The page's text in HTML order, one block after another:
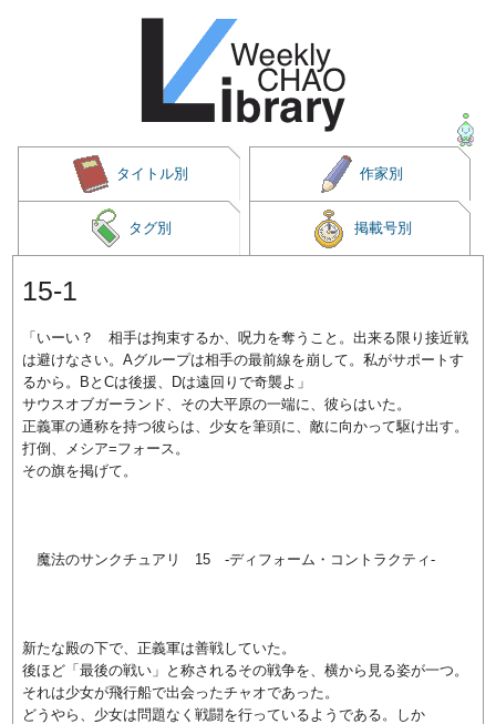
タイトル別 作家別
タグ別 掲載号別
15-1
「いーい？ 相手は拘束するか、呪力を奪うこと。出来る限り接近戦
は避けなさい。Aグループは相手の最前線を崩して。私がサポートす
るから。BとCは後援、Dは遠回りで奇襲よ」
サウスオブガーランド、その大平原の一端に、彼らはいた。
正義軍の通称を持つ彼らは、少女を筆頭に、敵に向かって駆け出す。
打倒、メシア=フォース。
その旗を掲げて。
魔法のサンクチュアリ 15 -ディフォーム・コントラクティ-
新たな殿の下で、正義軍は善戦していた。
後ほど「最後の戦い」と称されるその戦争を、横から見る姿が一つ。
それは少女が飛行船で出会ったチャオであった。
どうやら、少女は問題なく戦闘を行っているようである。しか